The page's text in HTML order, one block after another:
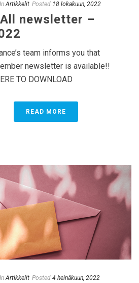
In Artikkelit Posted 18 lokakuun, 2022
newsletter –
team informs you that
newsletter is available!!
TO DOWNLOAD
READ MORE
In Artikkelit Posted 4 heinäkuun, 2022